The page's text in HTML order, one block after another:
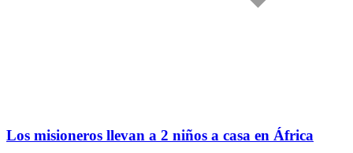
Los misioneros llevan a 2 niños a casa en África